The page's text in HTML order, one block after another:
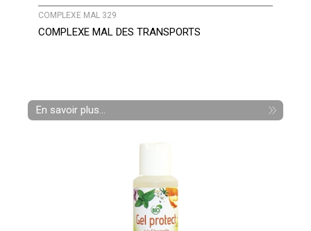
COMPLEXE MAL 329
COMPLEXE MAL DES TRANSPORTS
En savoir plus...